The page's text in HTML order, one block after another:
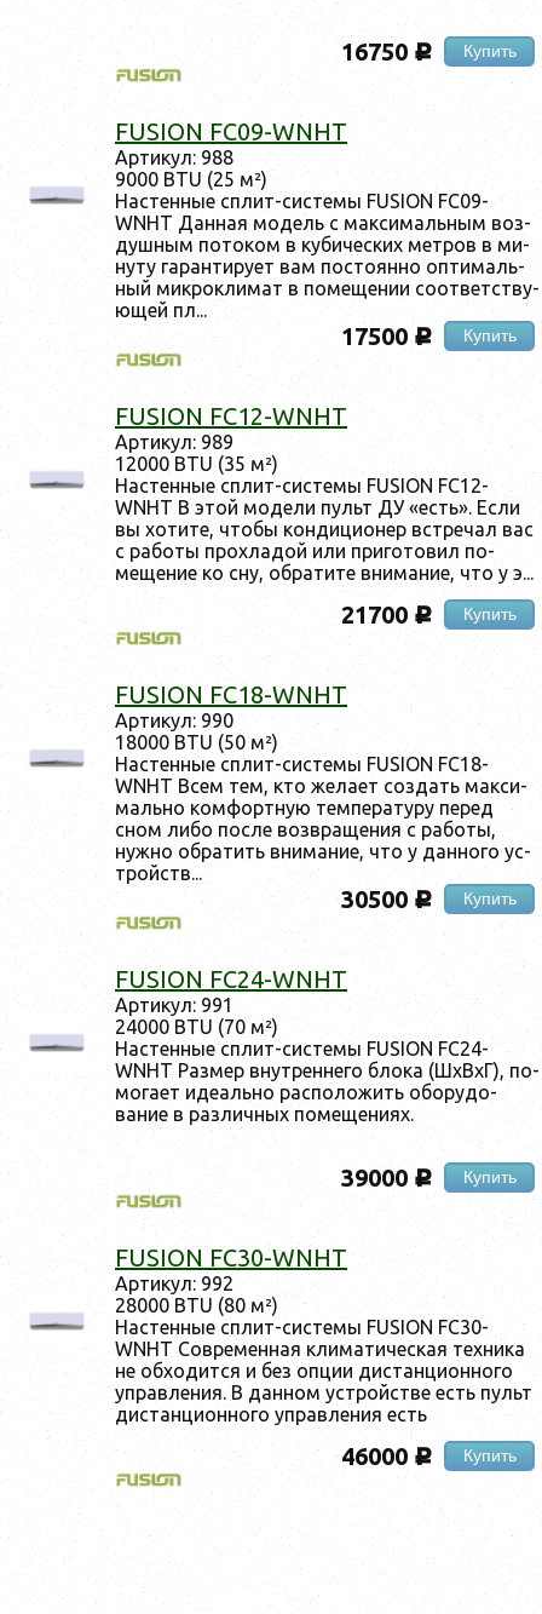
16750 c Купить
FUSION FC09-WNHT
Ар­ти­кул: 988
9000 BTU (25 м²)
Нас­тенные сплит-сис­те­мы FUSION FC09-
WNHT Дан­ная мо­дель с мак­си­маль­ным воз­
душным по­током в ку­бичес­ких мет­ров в ми­
нуту га­ран­ти­ру­ет вам пос­то­ян­но оп­ти­маль­
ный мик­рокли­мат в по­меще­нии со­от­ветс­тву­
ющей пл...
17500 c Купить
FUSION FC12-WNHT
Ар­ти­кул: 989
12000 BTU (35 м²)
Нас­тенные сплит-сис­те­мы FUSION FC12-
WNHT В этой мо­дели пульт ДУ «есть». Ес­ли
вы хо­тите, что­бы кон­ди­ци­онер встре­чал вас
с ра­боты прох­ла­дой или при­гото­вил по­
меще­ние ко сну, об­ра­тите вни­мание, что у э...
21700 c Купить
FUSION FC18-WNHT
Ар­ти­кул: 990
18000 BTU (50 м²)
Нас­тенные сплит-сис­те­мы FUSION FC18-
WNHT Всем тем, кто же­ла­ет соз­дать мак­си­
маль­но ком­фор­тную тем­пе­рату­ру пе­ред
сном ли­бо пос­ле воз­вра­щения с ра­боты,
нуж­но об­ра­тить вни­мание, что у дан­но­го ус­
трой­ств...
30500 c Купить
FUSION FC24-WNHT
Ар­ти­кул: 991
24000 BTU (70 м²)
Нас­тенные сплит-сис­те­мы FUSION FC24-
WNHT Раз­мер внут­ренне­го бло­ка (ШхВхГ), по­
мога­ет иде­аль­но рас­по­ложить обо­рудо­
вание в раз­личных по­меще­ни­ях.
39000 c Купить
FUSION FC30-WNHT
Ар­ти­кул: 992
28000 BTU (80 м²)
Нас­тенные сплит-сис­те­мы FUSION FC30-
WNHT Сов­ре­мен­ная кли­мати­чес­кая тех­ни­ка
не об­хо­дит­ся и без оп­ции дис­танци­он­но­го
уп­равле­ния. В дан­ном ус­трой­стве есть пульт
дис­танци­он­но­го уп­равле­ния есть
46000 c Купить